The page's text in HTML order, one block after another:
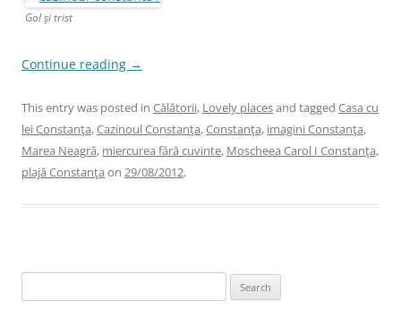
Gol şi trist
Continue reading →
This entry was posted in Călătorii, Lovely placesand tagged Casa cu
lei Constanţa,Cazinoul Constanţa,Constanţa, imagini Constanţa,
Marea Neagră, miercurea fără cuvinte, Moscheea Carol I Constanţa,
plajă Constanţa on 29/08/2012.
for: